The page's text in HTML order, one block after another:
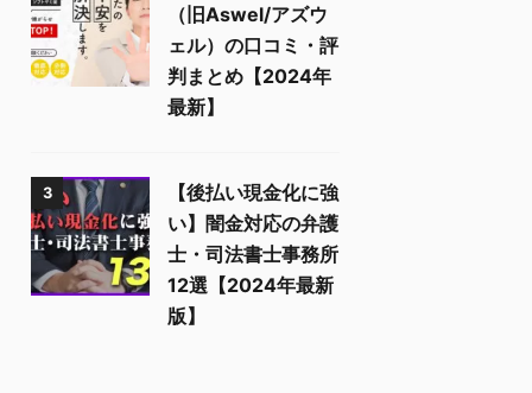
（旧Aswel/アズウ
ェル）の口コミ・評
判まとめ【2024年
最新】
3
【後払い現金化に強
い】闇金対応の弁護
士・司法書士事務所
12選【2024年最新
版】